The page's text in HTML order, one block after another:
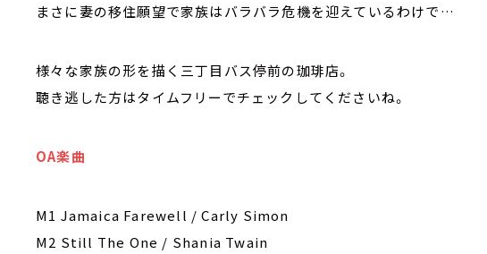
まさに妻の移住願望で家族はバラバラ危機を迎えているわけで…
様々な家族の形を描く三丁目バス停前の珈琲店。
聴き逃した方はタイムフリーでチェックしてくださいね。
OA楽曲
M1 Jamaica Farewell / Carly Simon
M2 Still The One / Shania Twain